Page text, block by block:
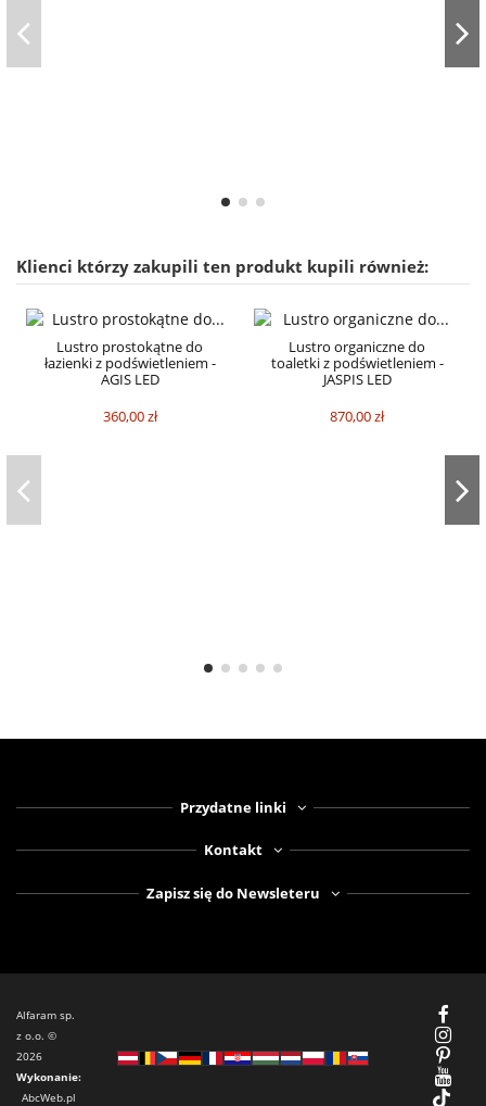
Klienci którzy zakupili ten produkt kupili również:
Lustro prostokątne do
łazienki z podświetleniem -
AGIS LED
360,00 zł
Lustro organiczne do
toaletki z podświetleniem -
JASPIS LED
870,00 zł
Przydatne linki
Kontakt
Zapisz się do Newsleteru
Alfaram sp.
z o.o. ©
2026
Wykonanie:
AbcWeb.pl